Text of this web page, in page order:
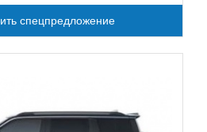
спецпредложение